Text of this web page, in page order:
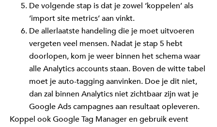
De volgende stap is dat je zowel ‘koppelen’ als
‘import site metrics’ aan vinkt.
De allerlaatste handeling die je moet uitvoeren
vergeten veel mensen. Nadat je stap 5 hebt
doorlopen, kom je weer binnen het schema waar
alle Analytics accounts staan. Boven de witte tabel
moet je auto-tagging aanvinken. Doe je dit niet,
dan zal binnen Analytics niet zichtbaar zijn wat je
Google Ads campagnes aan resultaat opleveren.
Koppel ook Google Tag Manager en gebruik event